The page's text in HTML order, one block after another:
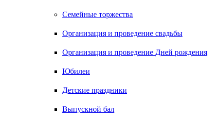
Семейные торжества
Организация и проведение свадьбы
Организация и проведение Дней рождения
Юбилеи
Детские праздники
Выпускной бал